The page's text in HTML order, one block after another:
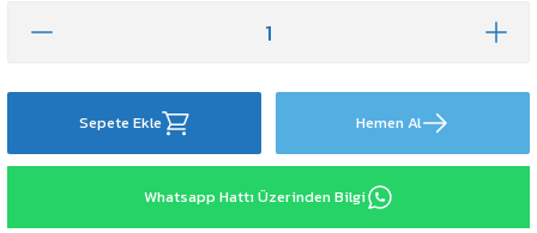
Sepete Ekle Hemen Al
Whatsapp Hattı Üzerinden Bilgi